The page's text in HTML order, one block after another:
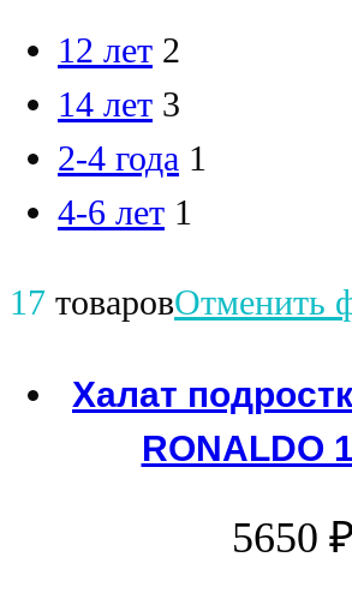
12 лет 2
14 лет 3
2-4 года 1
4-6 лет 1
17 товаровОтменить
Халат
RONALDO
5650 ₽